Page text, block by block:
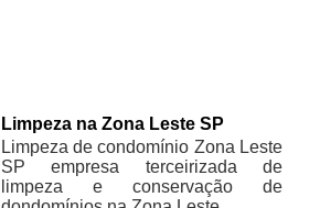
Limpeza na Zona Leste SP
Limpeza de condomínio Zona Leste
SP empresa terceirizada de
limpeza e conservação de